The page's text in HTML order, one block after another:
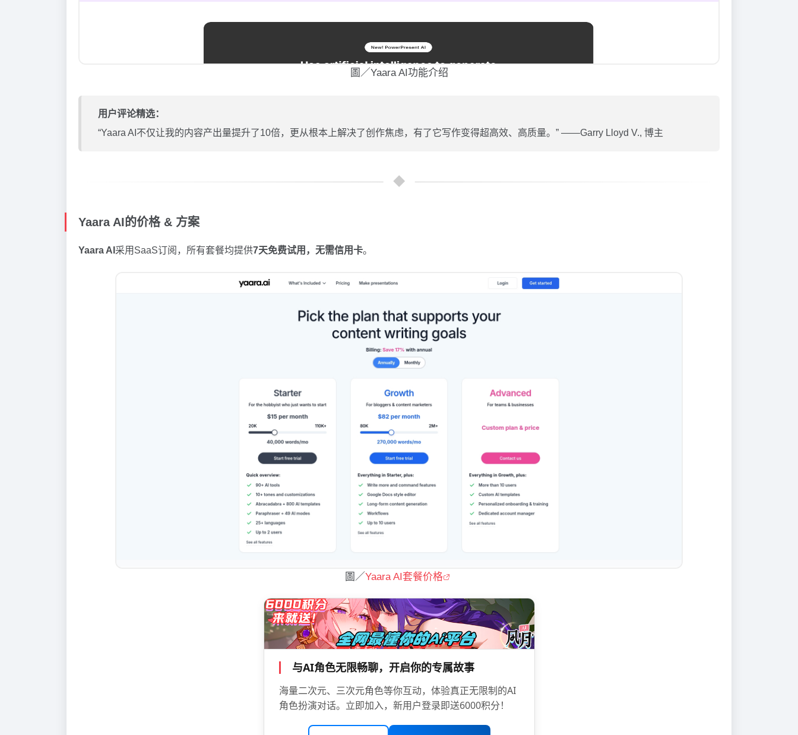
圖／Yaara AI功能介绍
用户评论精选：
“Yaara AI不仅让我的内容产出量提升了10倍，更从根本上解决了创作焦虑，有了它写作变得超高效、高质量。” ——Garry Lloyd V., 博主
Yaara AI的价格 & 方案
Yaara AI 采用SaaS订阅，所有套餐均提供7天免费试用，无需信用卡。
圖／Yaara AI套餐价格
与AI角色无限畅聊，开启你的专属故事
海量二次元、三次元角色等你互动，体验真正无限制的AI
角色扮演对话。立即加入，新用户登录即送6000积分！